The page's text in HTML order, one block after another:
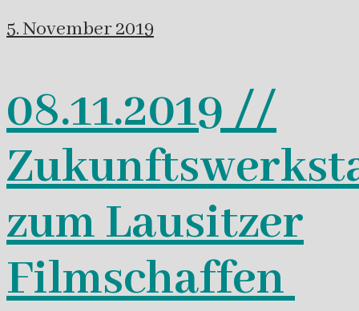
5. November 2019
08.11.2019 //
zum Lausitzer
Filmschaffen